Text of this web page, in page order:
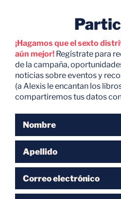
¡Hagamos que el sexto
aún mejor! Regístrate para
de la campaña,
noticias sobre eventos y
(a Alexis le encantan los
compartiremos tus datos
Nombre
Apellido
Correo electrónico